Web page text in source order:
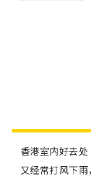
香港室内好去
又经常打风下